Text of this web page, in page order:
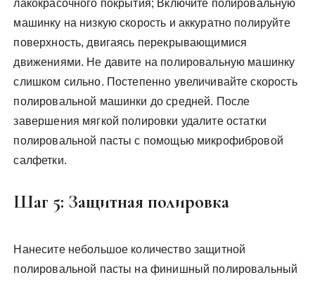
лакокрасочного покрытия; Включите полировальную
машинку на низкую скорость и аккуратно полируйте
поверхность, двигаясь перекрывающимися
движениями. Не давите на полировальную машинку
слишком сильно. Постепенно увеличивайте скорость
полировальной машинки до средней. После
завершения мягкой полировки удалите остатки
полировальной пасты с помощью микрофибровой
салфетки.
Шаг 5: Защитная полировка
Нанесите небольшое количество защитной
полировальной пасты на финишный полировальный